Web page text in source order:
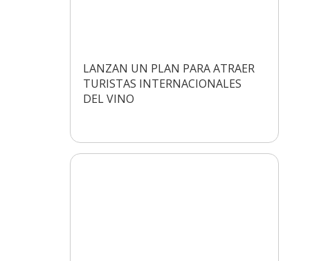
LANZAN UN PLAN PARA ATRAER
TURISTAS INTERNACIONALES
DEL VINO